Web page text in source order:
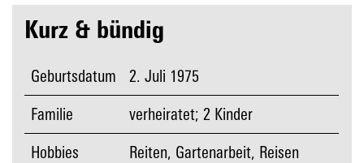
Kurz & bündig
Geburtsdatum 2. Juli 1975
Familie verheiratet; 2 Kinder
Hobbies Reiten, Gartenarbeit, Reisen